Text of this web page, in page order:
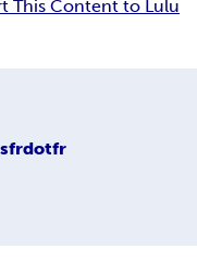
This Content to Lulu